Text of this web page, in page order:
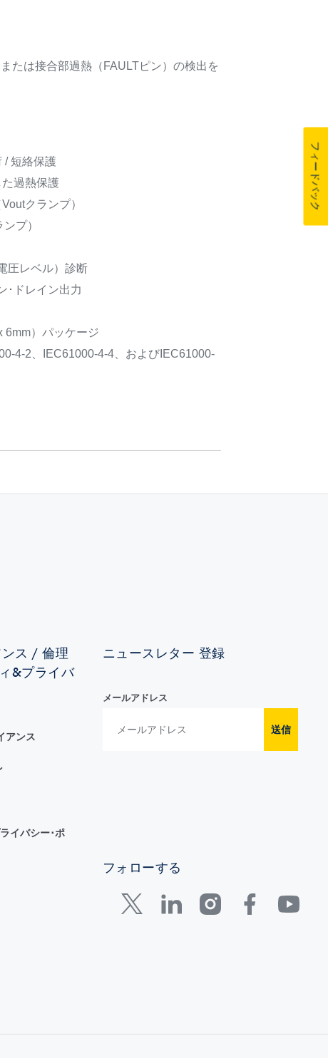
たは接合部過熱（FAULTピン）の検出を
/ 短絡保護
過熱保護
クランプ）
プ）
圧レベル）診断
･ドレイン出力
6mm）パッケージ
4-2、IEC61000-4-4、およびIEC61000-
ス / 倫理
&プライバ
アンス
イバシー･ポ
ニュースレター 登録
メールアドレス
送信
フォローする
フィードバック